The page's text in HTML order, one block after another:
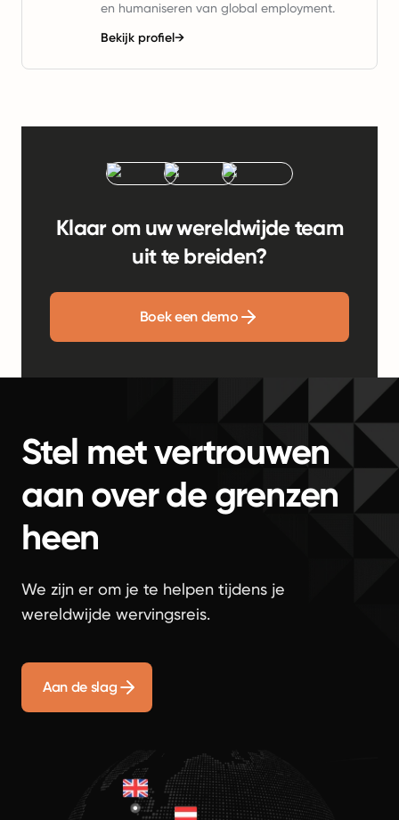
en humaniseren van global employment.
Bekijk profiel→
Klaar om uw wereldwijde team
uit te breiden?
Boek een demo
Stel met vertrouwen
aan over de grenzen
heen
We zijn er om je te helpen tijdens je
wereldwijde wervingsreis.
Aan de slag